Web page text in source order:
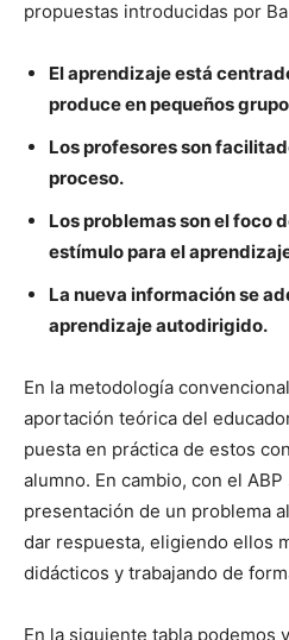
propuestas introducidas por
El aprendizaje está
produce en pequeños
Los profesores son
proceso.
Los problemas son el foco
estímulo para el
La nueva información se
aprendizaje autodirigido.
En la metodología
aportación teórica del
puesta en práctica de estos
alumno. En cambio, con el
presentación de un problema
dar respuesta, eligiendo ellos
didácticos y trabajando de
En la siguiente tabla podemos